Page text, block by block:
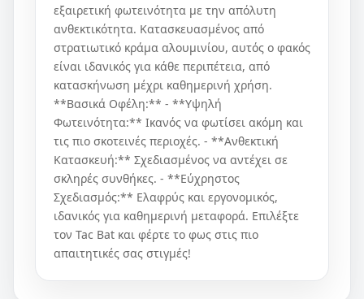
εξαιρετική φωτεινότητα με την απόλυτη
ανθεκτικότητα. Κατασκευασμένος από
στρατιωτικό κράμα αλουμινίου, αυτός ο φακός
είναι ιδανικός για κάθε περιπέτεια, από
κατασκήνωση μέχρι καθημερινή χρήση.
**Βασικά Οφέλη:** - **Υψηλή
Φωτεινότητα:** Ικανός να φωτίσει ακόμη και
τις πιο σκοτεινές περιοχές. - **Ανθεκτική
Κατασκευή:** Σχεδιασμένος να αντέχει σε
σκληρές συνθήκες. - **Εύχρηστος
Σχεδιασμός:** Ελαφρύς και εργονομικός,
ιδανικός για καθημερινή μεταφορά. Επιλέξτε
τον Tac Bat και φέρτε το φως στις πιο
απαιτητικές σας στιγμές!